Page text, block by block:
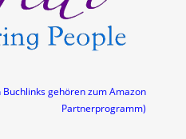
gehören zum Amazon
Partnerprogramm)